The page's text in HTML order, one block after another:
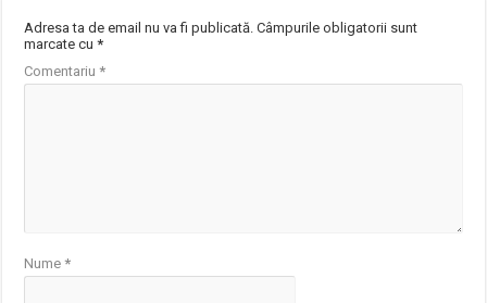
Adresa ta de email nu va fi publicată. Câmpurile obligatorii sunt
marcate cu*
Comentariu*
Nume*